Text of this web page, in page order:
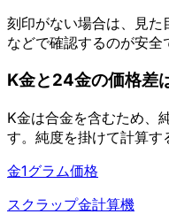
刻印がない場合は、見た
などで確認するのが安全
K金と24金の価格差
K金は合金を含むため、
す。純度を掛けて計算す
金1グラム価格
スクラップ金計算機